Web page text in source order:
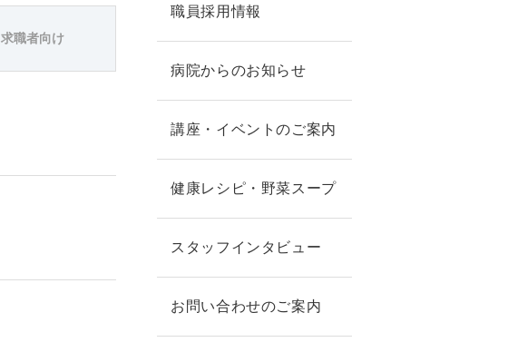
求職者向け
職員採用情報
病院からのお知らせ
講座・イベントのご案内
健康レシピ・野菜スープ
スタッフインタビュー
お問い合わせのご案内